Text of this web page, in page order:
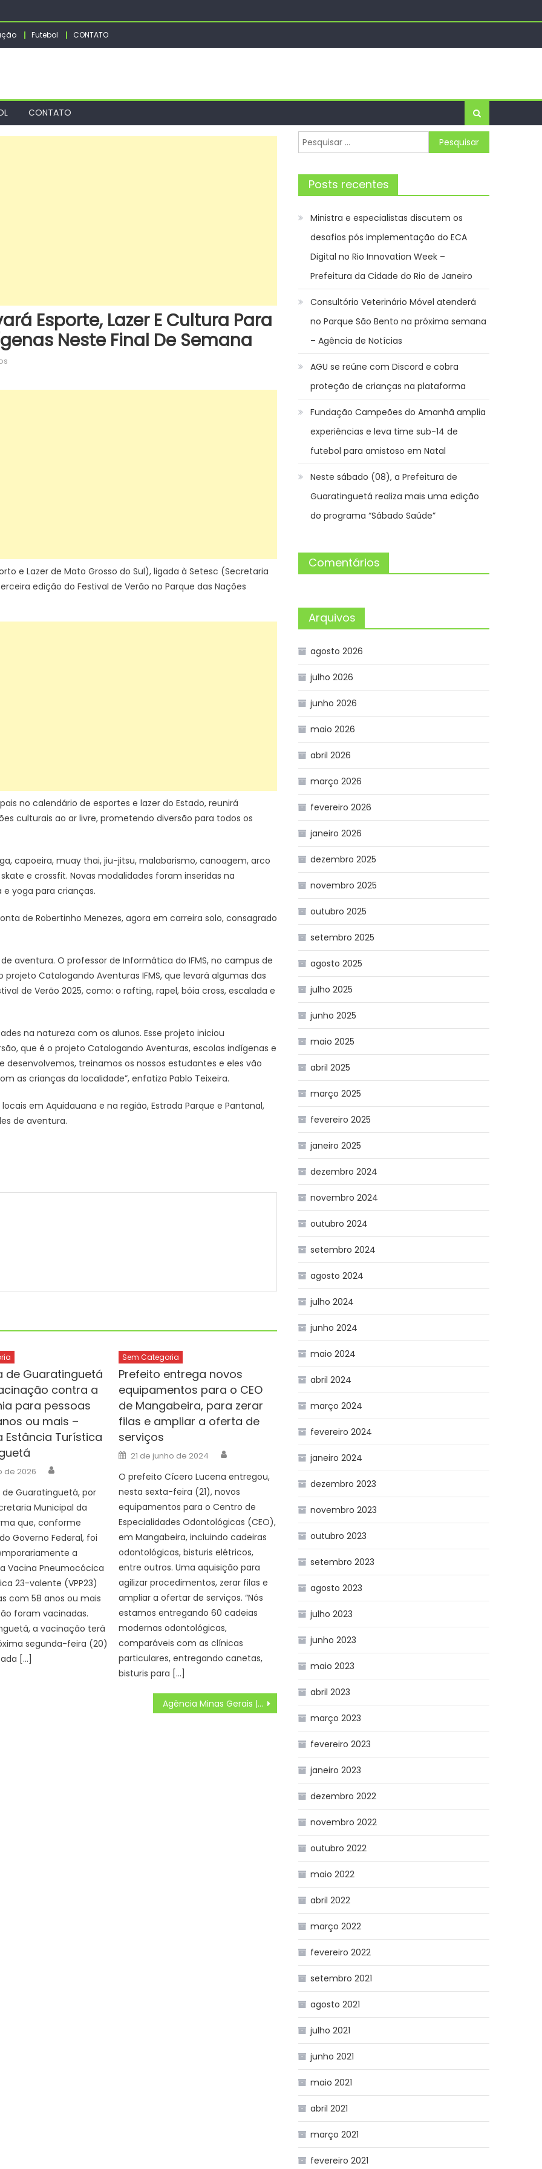
Móvel atenderá no Parque São Bento na próxima semana – Agência de Notícias
Amanhã amplia experiências e leva time sub-14 de futebol para amistoso em Natal
discutem os desafios pós implementação do ECA Digital no Rio Innovation Week – Prefeitura da Cidade do Rio de
Futebol CONTATO
CONTATO
Esporte, Lazer E Cultura Para
Neste Final De Semana
de
Indígenas
neste
semana
e Lazer de Mato Grosso do Sul), ligada à Setesc (Secretaria
edição do Festival de Verão no Parque das Nações
no calendário de esportes e lazer do Estado, reunirá
culturais ao ar livre, prometendo diversão para todos os
capoeira, muay thai, jiu-jitsu, malabarismo, canoagem, arco
e crossfit. Novas modalidades foram inseridas na
yoga para crianças.
de Robertinho Menezes, agora em carreira solo, consagrado
aventura. O professor de Informática do IFMS, no campus de
Catalogando Aventuras IFMS, que levará algumas das
de Verão 2025, como: o rafting, rapel, bóia cross, escalada e
na natureza com os alunos. Esse projeto iniciou
que é o projeto Catalogando Aventuras, escolas indígenas e
treinamos os nossos estudantes e eles vão
as crianças da localidade”, enfatiza Pablo Teixeira.
em Aquidauana e na região, Estrada Parque e Pantanal,
de aventura.
de Guaratinguetá
contra a
para pessoas
ou mais –
Estância Turística
de 2026
de Guaratinguetá, por
Municipal da
que, conforme
Governo Federal, foi
a
Vacina Pneumocócica
23-valente (VPP23)
com 58 anos ou mais
foram vacinadas.
a vacinação terá
segunda-feira (20)
[…]
Sem Categoria
Prefeito entrega novos
equipamentos para o CEO
de Mangabeira, para zerar
filas e ampliar a oferta de
serviços
Posted
on
21 de junho de 2024
O prefeito Cícero Lucena entregou,
nesta sexta-feira (21), novos
equipamentos para o Centro de
Especialidades Odontológicas (CEO),
em Mangabeira, incluindo cadeiras
odontológicas, bisturis elétricos,
entre outros. Uma aquisição para
agilizar procedimentos, zerar filas e
ampliar a ofertar de serviços. “Nós
estamos entregando 60 cadeias
modernas odontológicas,
comparáveis com as clínicas
particulares, entregando canetas,
bisturis para […]
Agência Minas Gerais | Previsão do tempo para Minas Gerais nesta sexta-feira, 7 de março
Pesquisar
por:
Posts recentes
Ministra e especialistas discutem os
desafios pós implementação do ECA
Digital no Rio Innovation Week –
Prefeitura da Cidade do Rio de Janeiro
Consultório Veterinário Móvel atenderá
no Parque São Bento na próxima semana
– Agência de Notícias
AGU se reúne com Discord e cobra
proteção de crianças na plataforma
Fundação Campeões do Amanhã amplia
experiências e leva time sub-14 de
futebol para amistoso em Natal
Neste sábado (08), a Prefeitura de
Guaratinguetá realiza mais uma edição
do programa “Sábado Saúde”
Comentários
Arquivos
agosto 2026
julho 2026
junho 2026
maio 2026
abril 2026
março 2026
fevereiro 2026
janeiro 2026
dezembro 2025
novembro 2025
outubro 2025
setembro 2025
agosto 2025
julho 2025
junho 2025
maio 2025
abril 2025
março 2025
fevereiro 2025
janeiro 2025
dezembro 2024
novembro 2024
outubro 2024
setembro 2024
agosto 2024
julho 2024
junho 2024
maio 2024
abril 2024
março 2024
fevereiro 2024
janeiro 2024
dezembro 2023
novembro 2023
outubro 2023
setembro 2023
agosto 2023
julho 2023
junho 2023
maio 2023
abril 2023
março 2023
fevereiro 2023
janeiro 2023
dezembro 2022
novembro 2022
outubro 2022
maio 2022
abril 2022
março 2022
fevereiro 2022
setembro 2021
agosto 2021
julho 2021
junho 2021
maio 2021
abril 2021
março 2021
fevereiro 2021